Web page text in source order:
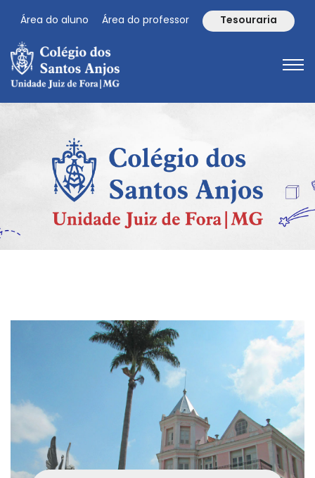
Área do aluno Área do professor Tesouraria